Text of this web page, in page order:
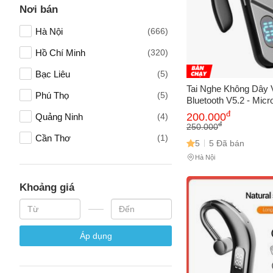
Hàn Quốc
Hà Lan (2)
vietnam (1)
Thụy Sĩ (1)
Singapore (1)
Anh (1)
Nơi bán
Hà Nội (666)
Hồ Chí Minh (320)
Bạc Liêu (5)
Phú Thọ (5)
Quảng Ninh (4)
Cần Thơ (1)
Khoảng giá
Áp dụng
Tai Nghe Không Dây
Bluetooth V5.2 -
Thời Gian Sử Dụng
Bản Mới Cho Công
200.000đ
250.000đ
5 5 Đã bán
Hà Nội